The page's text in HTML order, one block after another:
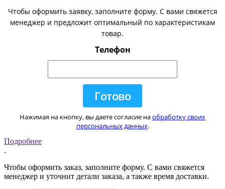
Чтобы оформить заявку, заполните форму. С вами свяжется
менеджер и предложит оптимальный по характеристикам
товар.
Телефон
Нажимая на кнопку, вы даете согласие наобработку своих
персональных данных.
Подробнее
.
Чтобы оформить заказ, заполните форму. С вами свяжется
менеджер и уточнит детали заказа, а также время доставки.